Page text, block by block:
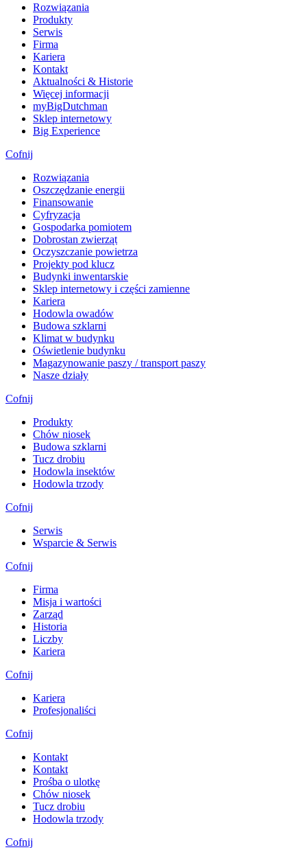
Rozwiązania
Produkty
Serwis
Firma
Kariera
Kontakt
Aktualności & Historie
Więcej informacji
myBigDutchman
Sklep internetowy
Big Experience
Cofnij
Rozwiązania
​Oszczędzanie energii
Finansowanie
Cyfryzacja
Gospodarka pomiotem
Dobrostan zwierząt
Oczyszczanie powietrza
Projekty pod klucz
Budynki inwentarskie
Sklep internetowy i części zamienne
Kariera
Hodowla owadów
Budowa szklarni
Klimat w budynku
Oświetlenie budynku
Magazynowanie paszy / transport paszy
Nasze działy
Cofnij
Produkty
Chów niosek
Budowa szklarni
Tucz drobiu
Hodowla insektów
Hodowla trzody
Cofnij
Serwis
Wsparcie & Serwis
Cofnij
Firma
Misja i wartości
Zarząd
Historia
Liczby
Kariera
Cofnij
Kariera
Profesjonaliści
Cofnij
Kontakt
Kontakt
Prośba o ulotkę
Chów niosek
Tucz drobiu
Hodowla trzody
Cofnij